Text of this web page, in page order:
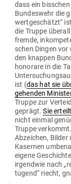
dass ein
Bun­deswehr die
wert­ge­schätzt“
die Truppe
fremde,
schen Dingen vor
den knappen
ho­norare in die
ist (das hat sie
ge­henden
Truppe zur
geprägt.Sie
nicht einmal
Truppe
Abzeichen, Bilder
Kasernen
eigene
irgendwie nach
tugend“ riecht,